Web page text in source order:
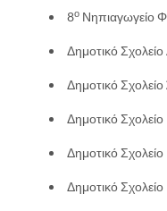
8ο Νηπιαγωγείο
Δημοτικό
Δημοτικό
Δημοτικό
Δημοτικό Σχολείο
Δημοτικό Σχολείο